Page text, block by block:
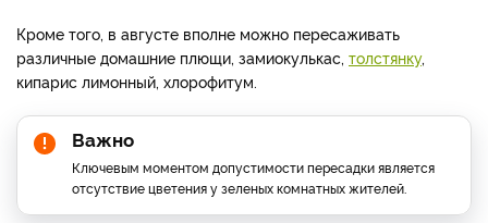
Кроме того, в августе вполне можно пересаживать
различные домашние плющи, замиокулькас, толстянку,
кипарис лимонный, хлорофитум.
Важно
Ключевым моментом допустимости пересадки является
отсутствие цветения у зеленых комнатных жителей.